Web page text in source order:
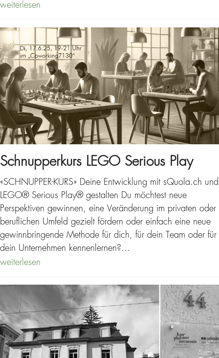
weiterlesen
Schnupperkurs LEGO Serious Play
«SCHNUPPER-KURS» Deine Entwicklung mit sQuola.ch und
LEGO® Serious Play® gestalten Du möchtest neue
Perspektiven gewinnen, eine Veränderung im privaten oder
beruflichen Umfeld gezielt fördern oder einfach eine neue
gewinnbringende Methode für dich, für dein Team oder für
dein Unternehmen kennenlernen?…
weiterlesen